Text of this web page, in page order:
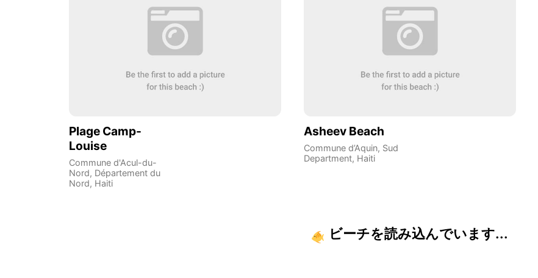
Plage Camp-
Louise
Commune d'Acul-du-
Nord, Département du
Nord, Haiti
Asheev Beach
Commune d’Aquin, Sud
Department, Haiti
ビーチを読み込んでいます...